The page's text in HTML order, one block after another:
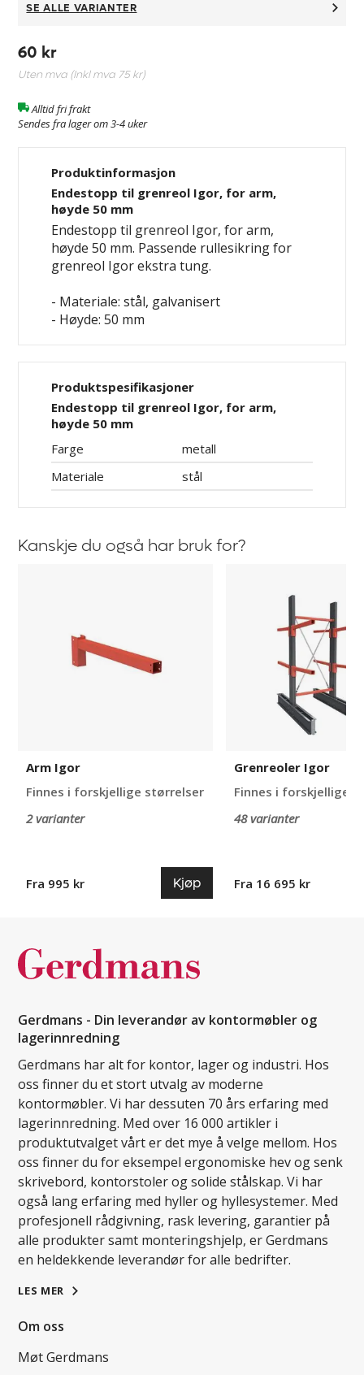
SE ALLE VARIANTER
60 kr
Uten mva (Inkl mva 75 kr)
Alltid fri frakt
Sendes fra lager om 3-4 uker
Produktinformasjon
Endestopp til grenreol Igor, for arm,
høyde 50 mm
Endestopp til grenreol Igor, for arm,
høyde 50 mm. Passende rullesikring for
grenreol Igor ekstra tung.
- Materiale: stål, galvanisert
- Høyde: 50 mm
Produktspesifikasjoner
Endestopp til grenreol Igor, for arm,
høyde 50 mm
Farge
metall
Materiale
stål
Kanskje du også har bruk for?
Arm Igor
Finnes i forskjellige størrelser
2 varianter
Fra 995 kr Kjøp
Grenreoler Igor
Finnes i forskjellige
48 varianter
Fra 16 695 kr
Gerdmans - Din leverandør av kontormøbler og
lagerinnredning
Gerdmans har alt for kontor, lager og industri. Hos
oss finner du et stort utvalg av moderne
kontormøbler. Vi har dessuten 70 års erfaring med
lagerinnredning. Med over 16 000 artikler i
produktutvalget vårt er det mye å velge mellom. Hos
oss finner du for eksempel ergonomiske hev og senk
skrivebord, kontorstoler og solide stålskap. Vi har
også lang erfaring med hyller og hyllesystemer. Med
profesjonell rådgivning, rask levering, garantier på
alle produkter samt monteringshjelp, er Gerdmans
en heldekkende leverandør for alle bedrifter.
LES MER
Om oss
Møt Gerdmans